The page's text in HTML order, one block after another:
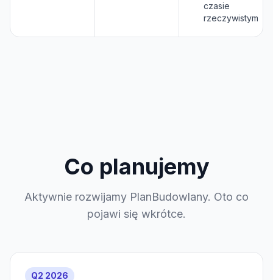
czasie
rzeczywistym
Co planujemy
Aktywnie rozwijamy PlanBudowlany. Oto co
pojawi się wkrótce.
Q2 2026